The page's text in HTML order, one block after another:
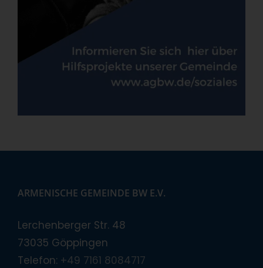
ARMENISCHE GEMEINDE BW E.V.
Lerchenberger Str. 48
73035 Göppingen
Telefon: +49 7161 8084717